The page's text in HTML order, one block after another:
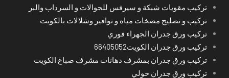
تركيب مقويات شبكة و سيرفس للجوالات و السرداب والبر
تركيب و تصليح مضخات مياه و نوافير وشلالات بالكويت
تركيب ورق جدران الجهراء فوري
تركيب ورق جدران الكويت66405052
تركيب ورق جدران بمشرف دهانات مشرف صباغ الكويت
تركيب ورق جدران حولي